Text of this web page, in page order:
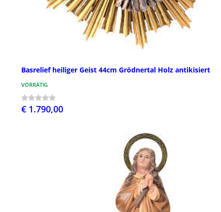
Basrelief heiliger Geist 44cm Grödnertal Holz antikisiert
VORRÄTIG
€ 1.790,00